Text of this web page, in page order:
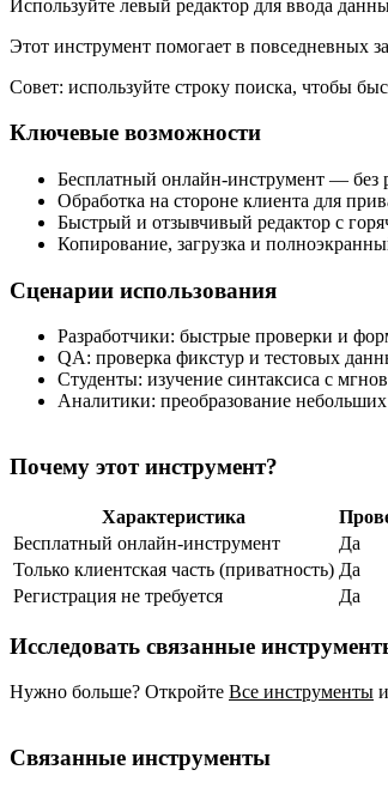
Используйте левый редактор для ввода
Этот инструмент помогает в повседневных
Совет: используйте строку поиска, чтобы
Ключевые возможности
Бесплатный онлайн‑инструмент — без
Обработка на стороне клиента для
Быстрый и отзывчивый редактор с
Копирование, загрузка и
Сценарии использования
Разработчики: быстрые проверки и
QA: проверка фикстур и тестовых
Студенты: изучение синтаксиса с
Аналитики: преобразование
Почему этот инструмент?
Характеристика
Бесплатный онлайн‑инструмент
Да
Только клиентская часть (приватность) Да
Регистрация не требуется
Да
Исследовать связанные
Нужно больше? Откройте Все инструменты
Связанные инструменты